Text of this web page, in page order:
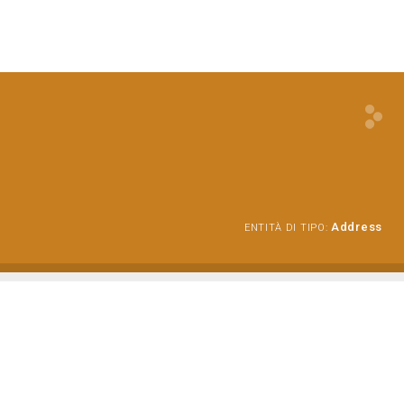
ENTITÀ DI TIPO: Address